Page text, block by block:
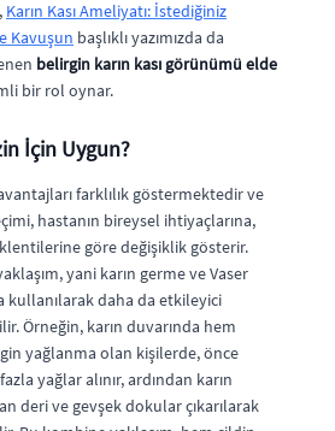
Karın Kası Ameliyatı: İstediğiniz
Kavuşun başlıklı yazımızda da
belirgin karın kası görünümü elde
bir rol oynar.
İçin Uygun?
farklılık göstermektedir ve
hastanın bireysel ihtiyaçlarına,
göre değişiklik gösterir.
yani karın germe ve Vaser
kullanılarak daha da etkileyici
Örneğin, karın duvarında hem
yağlanma olan kişilerde, önce
yağlar alınır, ardından karın
deri ve gevşek dokular çıkarılarak